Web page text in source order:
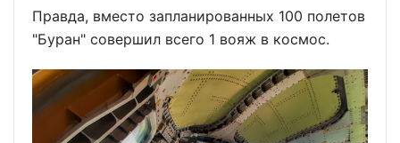
Правда, вместо запланированных 100 полетов
"Буран" совершил всего 1 вояж в космос.